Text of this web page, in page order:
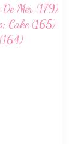
Mer (179)
Cake (165)